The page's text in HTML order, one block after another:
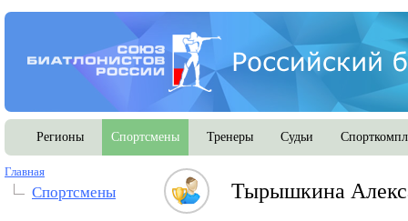
Регионы Спортсмены Тренеры Судьи
Главная
Спортсмены Тырышкина